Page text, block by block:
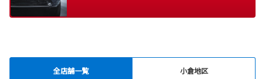
全店舗一覧 小倉地区